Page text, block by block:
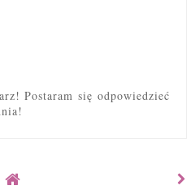
Postaram się odpowiedzieć